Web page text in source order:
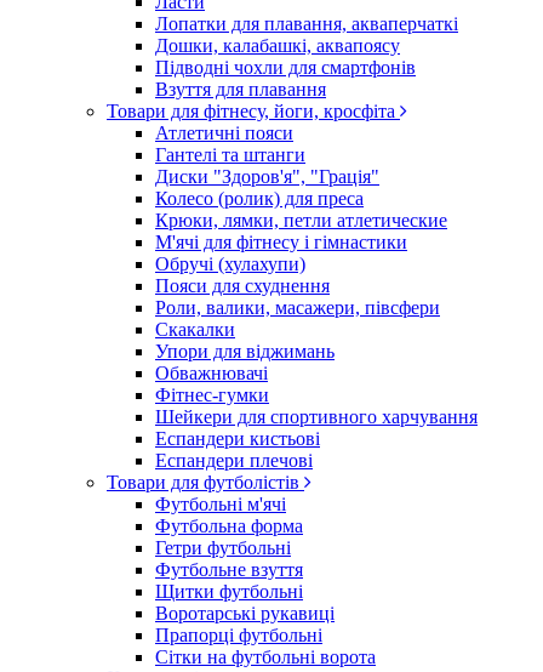
Лопатки для плавання, акваперчаткі
Дошки, калабашкі, аквапоясу
Підводні чохли для смартфонів
Взуття для плавання
Товари для фітнесу, йоги, кросфіта
Атлетичні пояси
Гантелі та штанги
Диски "Здоров'я", "Грація"
Колесо (ролик) для преса
Крюки, лямки, петли атлетические
М'ячі для фітнесу і гімнастики
Обручі (хулахупи)
Пояси для схуднення
Роли, валики, масажери, півсфери
Скакалки
Упори для віджимань
Обважнювачі
Фітнес-гумки
Шейкери для спортивного харчування
Еспандери кистьові
Еспандери плечові
Товари для футболістів
Футбольні м'ячі
Футбольна форма
Гетри футбольні
Футбольне взуття
Щитки футбольні
Воротарські рукавиці
Прапорці футбольні
Сітки на футбольні ворота